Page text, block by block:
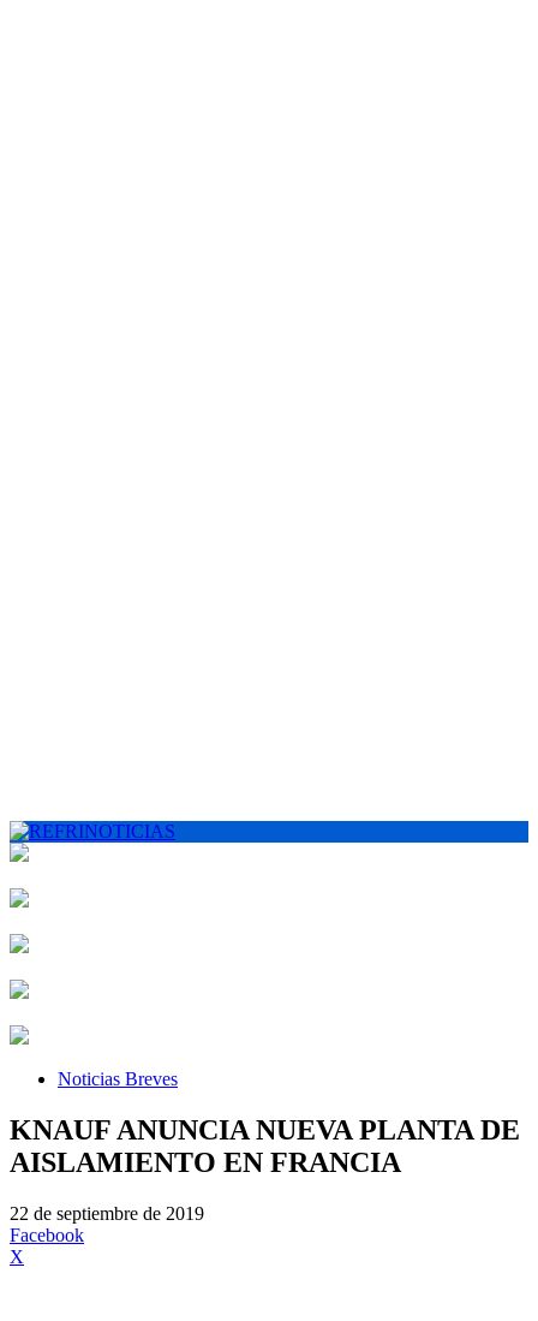
Noticias Breves
KNAUF ANUNCIA NUEVA PLANTA DE
AISLAMIENTO EN FRANCIA
22 de septiembre de 2019
Facebook
X